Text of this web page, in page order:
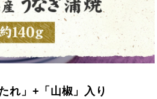
れ」+「山椒」入り